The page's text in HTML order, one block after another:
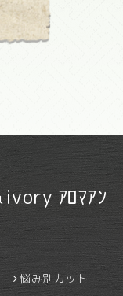
ｱﾛﾏｱﾝ
悩み別カット